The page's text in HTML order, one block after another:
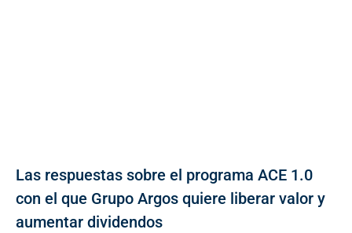
Las respuestas sobre el programa ACE 1.0
con el que Grupo Argos quiere liberar valor y
aumentar dividendos